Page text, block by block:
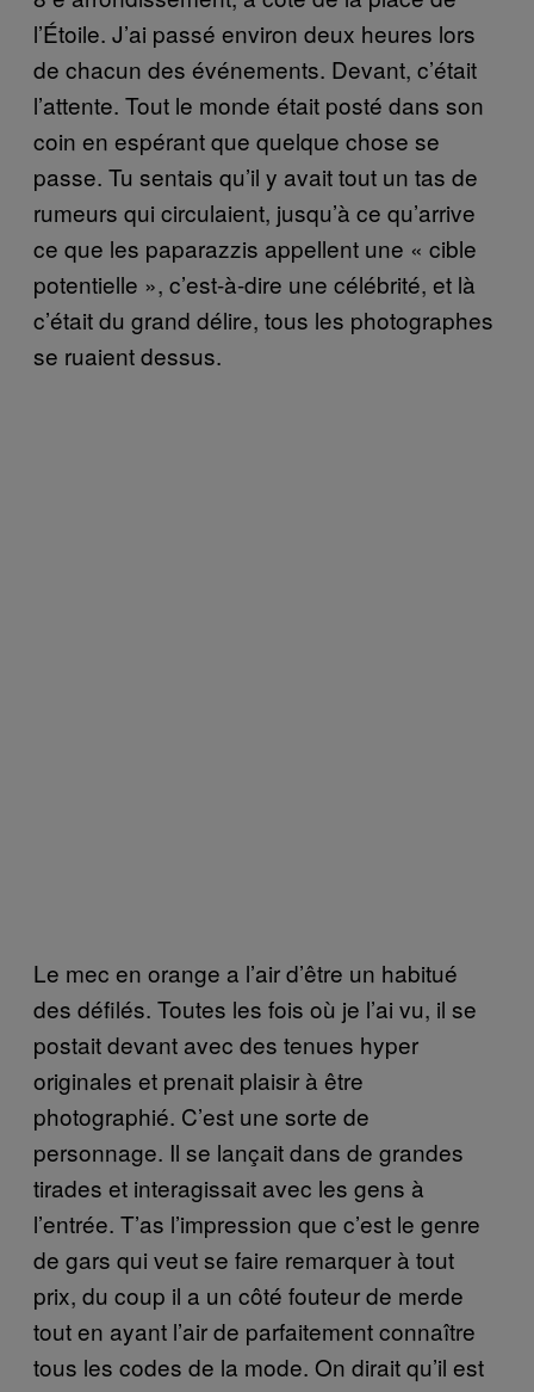
l’Étoile. J’ai passé environ deux heures lors
de chacun des événements. Devant, c’était
l’attente. Tout le monde était posté dans son
coin en espérant que quelque chose se
passe. Tu sentais qu’il y avait tout un tas de
rumeurs qui circulaient, jusqu’à ce qu’arrive
ce que les paparazzis appellent une « cible
potentielle », c’est-à-dire une célébrité, et là
c’était du grand délire, tous les photographes
se ruaient dessus.
Le mec en orange a l’air d’être un habitué
des défilés. Toutes les fois où je l’ai vu, il se
postait devant avec des tenues hyper
originales et prenait plaisir à être
photographié. C’est une sorte de
personnage. Il se lançait dans de grandes
tirades et interagissait avec les gens à
l’entrée. T’as l’impression que c’est le genre
de gars qui veut se faire remarquer à tout
prix, du coup il a un côté fouteur de merde
tout en ayant l’air de parfaitement connaître
tous les codes de la mode. On dirait qu’il est